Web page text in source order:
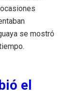
se mostró
el